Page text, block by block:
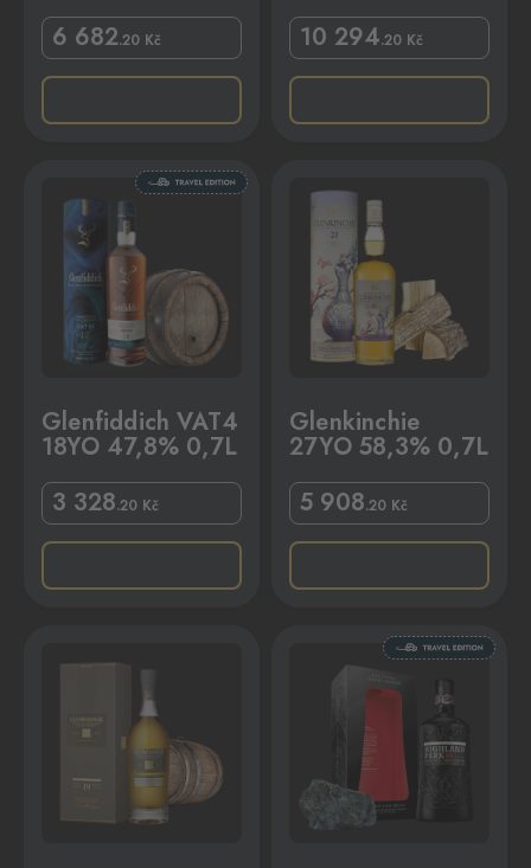
6 682.20 Kč
10 294.20 Kč
Glenfiddich VAT4
18YO 47,8% 0,7L
3 328.20 Kč
Glenkinchie
27YO 58,3% 0,7L
5 908.20 Kč
Glenkinchie 27YO 58,3% 0,7L